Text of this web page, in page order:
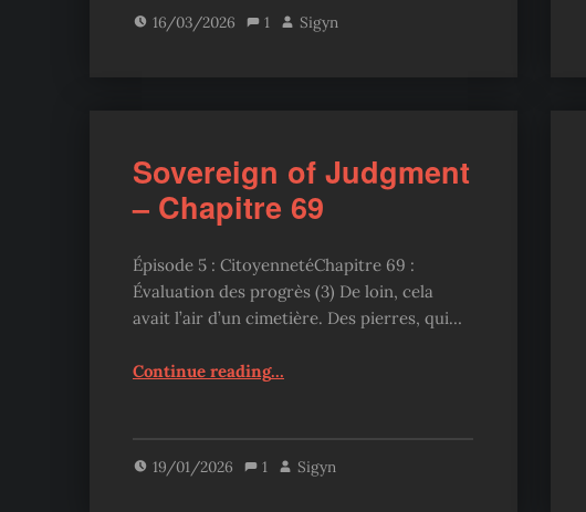
16/03/2026 1 Sigyn
Sovereign of Judgment
– Chapitre 69
Épisode 5 : CitoyennetéChapitre 69 :
Évaluation des progrès (3) De loin, cela
avait l’air d’un cimetière. Des pierres, qui…
Continue reading“Sovereign of Judgment – Chapitre 69”
…
19/01/2026 1 Sigyn